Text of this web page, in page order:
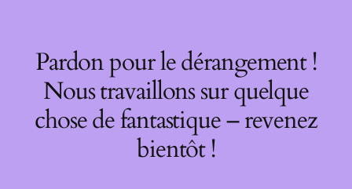
Pardon pour le dérangement !
Nous travaillons sur quelque
chose de fantastique – revenez
bientôt !